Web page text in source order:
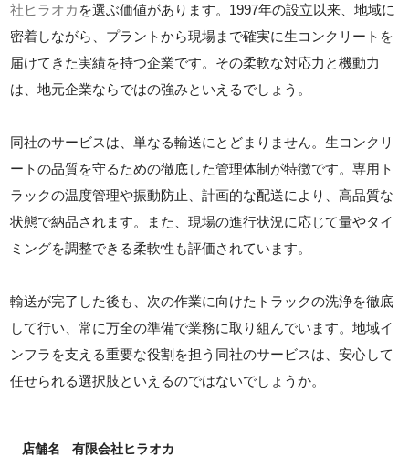
社ヒラオカ を選ぶ価値があります。1997年の設立以来、地域に
密着しながら、プラントから現場まで確実に生コンクリートを
届けてきた実績を持つ企業です。その柔軟な対応力と機動力
は、地元企業ならではの強みといえるでしょう。
同社のサービスは、単なる輸送にとどまりません。生コンクリ
ートの品質を守るための徹底した管理体制が特徴です。専用ト
ラックの温度管理や振動防止、計画的な配送により、高品質な
状態で納品されます。また、現場の進行状況に応じて量やタイ
ミングを調整できる柔軟性も評価されています。
輸送が完了した後も、次の作業に向けたトラックの洗浄を徹底
して行い、常に万全の準備で業務に取り組んでいます。地域イ
ンフラを支える重要な役割を担う同社のサービスは、安心して
任せられる選択肢といえるのではないでしょうか。
店舗名 有限会社ヒラオカ